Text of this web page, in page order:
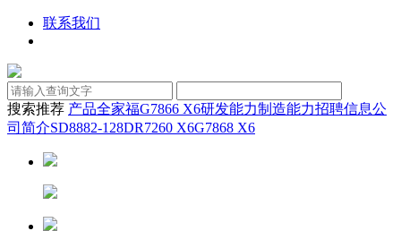
联系我们
搜索推荐 产品全家福G7866 X6研发能力制造能力招聘信息公
司简介SD8882-128DR7260 X6G7868 X6